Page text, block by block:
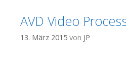
AVD Video
13. März 2015 von JP